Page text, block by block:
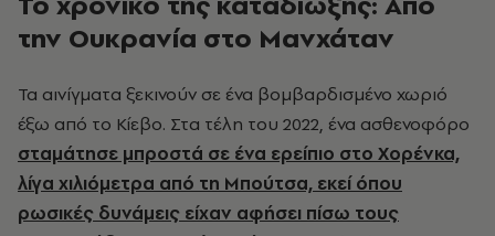
την Ουκρανία στο Μανχάταν
Τα αινίγματα ξεκινούν σε ένα βομβαρδισμένο χωριό
έξω από το Κίεβο. Στα τέλη του 2022, ένα ασθενοφόρο
σταμάτησε μπροστά σε ένα ερείπιο στο Χορένκα,
λίγα χιλιόμετρα από τη Μπούτσα, εκεί όπου
ρωσικές δυνάμεις είχαν αφήσει πίσω τους